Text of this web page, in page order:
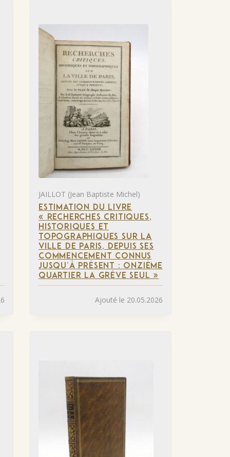
JAILLOT (Jean Baptiste Michel)
ESTIMATION DU LIVRE
« RECHERCHES CRITIQUES,
HISTORIQUES ET
TOPOGRAPHIQUES SUR LA
VILLE DE PARIS, DEPUIS SES
COMMENCEMENT CONNUS
JUSQU’À PRÉSENT : ONZIÈME
QUARTIER LA GRÈVE SEUL »
Ajouté le 20.05.2026